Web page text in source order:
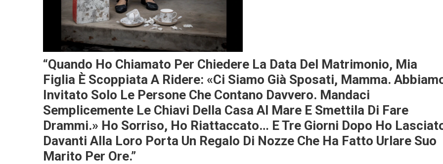
“Quando Ho Chiamato Per Chiedere La Data Del Matrimonio, Mia
Figlia È Scoppiata A Ridere: «Ci Siamo Già Sposati, Mamma.
Invitato Solo Le Persone Che Contano Davvero. Mandaci
Semplicemente Le Chiavi Della Casa Al Mare E Smettila Di Fare
Drammi.» Ho Sorriso, Ho Riattaccato… E Tre Giorni Dopo Ho
Davanti Alla Loro Porta Un Regalo Di Nozze Che Ha Fatto Urlare Suo
Marito Per Ore.”